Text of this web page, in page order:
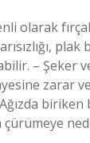
olarak
– Şeker
zarar
çürümeye